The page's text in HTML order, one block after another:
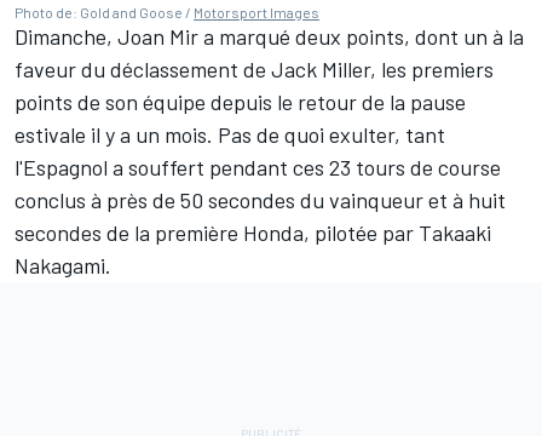
Photo de: Gold and Goose / Motorsport Images
Dimanche, Joan Mir a marqué deux points, dont un à la
faveur du déclassement de Jack Miller, les premiers
points de son équipe depuis le retour de la pause
estivale il y a un mois. Pas de quoi exulter, tant
l'Espagnol a souffert pendant ces 23 tours de course
conclus à près de 50 secondes du vainqueur et à huit
secondes de la première Honda, pilotée par Takaaki
Nakagami.